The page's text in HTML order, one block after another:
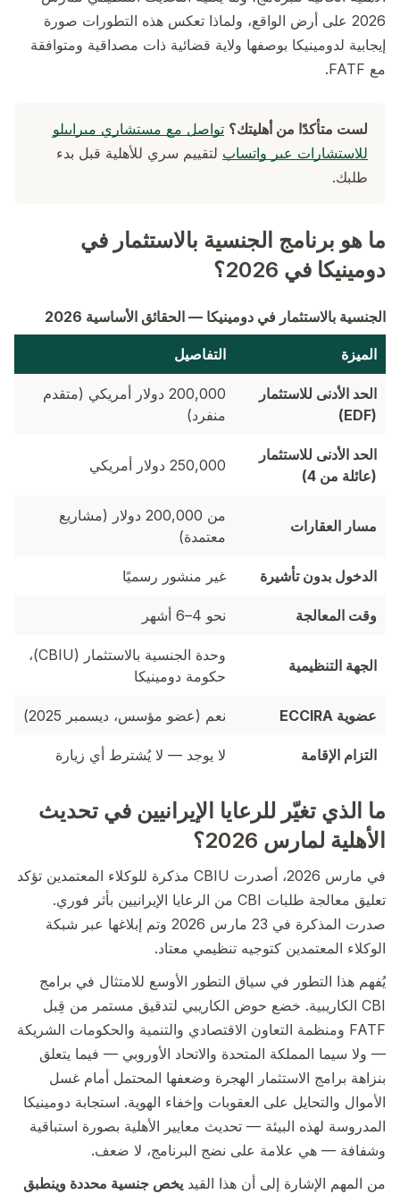
2026 على أرض الواقع، ولماذا تعكس هذه التطورات صورة
إيجابية لدومينيكا بوصفها ولاية قضائية ذات مصداقية ومتوافقة
مع FATF.
لست متأكدًا من أهليتك؟ تواصل مع مستشاري ميرابيلو
للاستشارات عبر واتساب لتقييم سري للأهلية قبل بدء
طلبك.
ما هو برنامج الجنسية بالاستثمار في
دومينيكا في 2026؟
الجنسية بالاستثمار في دومينيكا — الحقائق الأساسية 2026
الميزة التفاصيل
الحد الأدنى للاستثمار
(EDF)
200,000 دولار أمريكي (متقدم
منفرد)
الحد الأدنى للاستثمار
(عائلة من 4)
250,000 دولار أمريكي
مسار العقارات
من 200,000 دولار (مشاريع
معتمدة)
الدخول بدون تأشيرة غير منشور رسميًا
وقت المعالجة نحو 4–6 أشهر
الجهة التنظيمية
وحدة الجنسية بالاستثمار (CBIU)،
حكومة دومينيكا
عضوية ECCIRA نعم (عضو مؤسس، ديسمبر 2025)
التزام الإقامة لا يوجد — لا يُشترط أي زيارة
ما الذي تغيّر للرعايا الإيرانيين في تحديث
الأهلية لمارس 2026؟
في مارس 2026، أصدرت CBIU مذكرة للوكلاء المعتمدين تؤكد
تعليق معالجة طلبات CBI من الرعايا الإيرانيين بأثر فوري.
صدرت المذكرة في 23 مارس 2026 وتم إبلاغها عبر شبكة
الوكلاء المعتمدين كتوجيه تنظيمي معتاد.
يُفهم هذا التطور في سياق التطور الأوسع للامتثال في برامج
CBI الكاريبية. خضع حوض الكاريبي لتدقيق مستمر من قِبل
FATF ومنظمة التعاون الاقتصادي والتنمية والحكومات الشريكة
— ولا سيما المملكة المتحدة والاتحاد الأوروبي — فيما يتعلق
بنزاهة برامج الاستثمار الهجرة وضعفها المحتمل أمام غسل
الأموال والتحايل على العقوبات وإخفاء الهوية. استجابة دومينيكا
المدروسة لهذه البيئة — تحديث معايير الأهلية بصورة استباقية
وشفافة — هي علامة على نضج البرنامج، لا ضعف.
من المهم الإشارة إلى أن هذا القيد يخص جنسية محددة وينطبق